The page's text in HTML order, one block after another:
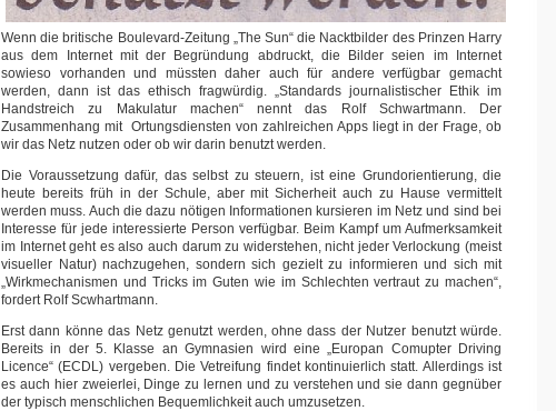
Wenn die britische Boulevard-Zeitung „The Sun“ die Nacktbilder des Prinzen Harry
aus dem Internet mit der Begründung abdruckt, die Bilder seien im Internet
sowieso vorhanden und müssten daher auch für andere verfügbar gemacht
werden, dann ist das ethisch fragwürdig. „Standards journalistischer Ethik im
Handstreich zu Makulatur machen“ nennt das Rolf Schwartmann. Der
Zusammenhang mit Ortungsdiensten von zahlreichen Apps liegt in der Frage, ob
wir das Netz nutzen oder ob wir darin benutzt werden.
Die Voraussetzung dafür, das selbst zu steuern, ist eine Grundorientierung, die
heute bereits früh in der Schule, aber mit Sicherheit auch zu Hause vermittelt
werden muss. Auch die dazu nötigen Informationen kursieren im Netz und sind bei
Interesse für jede interessierte Person verfügbar. Beim Kampf um Aufmerksamkeit
im Internet geht es also auch darum zu widerstehen, nicht jeder Verlockung (meist
visueller Natur) nachzugehen, sondern sich gezielt zu informieren und sich mit
„Wirkmechanismen und Tricks im Guten wie im Schlechten vertraut zu machen“,
fordert Rolf Scwhartmann.
Erst dann könne das Netz genutzt werden, ohne dass der Nutzer benutzt würde.
Bereits in der 5. Klasse an Gymnasien wird eine „Europan Comupter Driving
Licence“ (ECDL) vergeben. Die Vetreifung findet kontinuierlich statt. Allerdings ist
es auch hier zweierlei, Dinge zu lernen und zu verstehen und sie dann gegnüber
der typisch menschlichen Bequemlichkeit auch umzusetzen.